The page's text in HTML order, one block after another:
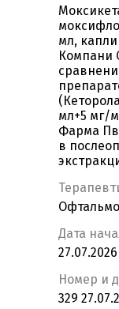
мл,
Компани
мл+5 мг/
Фарма
в
Дата
Номер и
329